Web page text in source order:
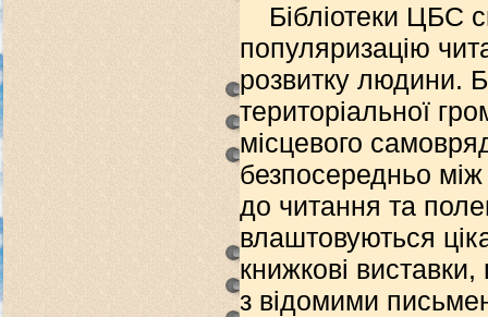
Бібліотеки ЦБС
популяризацію
розвитку людини.
територіальної
місцевого
безпосередньо
до читання та
влаштовуються
книжкові
з відомими